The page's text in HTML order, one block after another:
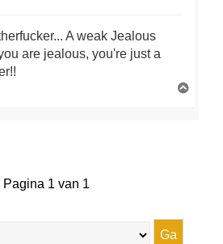
A weak Jealous
are jealous, you're just a
Pagina 1 van 1